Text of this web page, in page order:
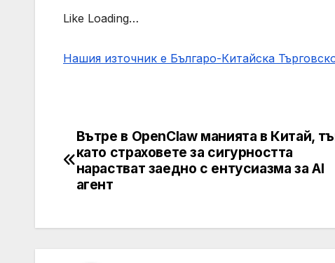
Like Loading…
Нашия източник е Българо-Китайска
Post
navigation
Вътре в OpenClaw манията в Китай,
като страховете за сигурността
нарастват заедно с ентусиазма за AI
агент